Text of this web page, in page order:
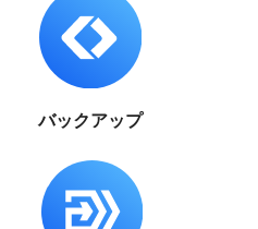
バックアップ